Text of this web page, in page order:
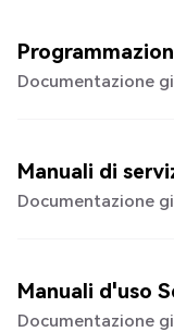
Documentazione
Manuali di
Documentazione
Manuali d'uso
Documentazione